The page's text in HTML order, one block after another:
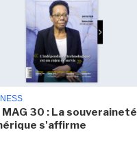
MAG 30 : La souveraineté
s'affirme